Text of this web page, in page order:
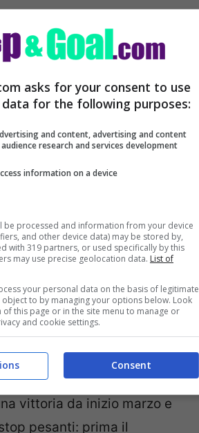
nel giro di pochissime
nazionaliper dare una
scelto il
a trovare la continuità
vittoria da inizio marzo e
pesanti: prima il
asks for your consent to use
for the following purposes:
and content, advertising and content
research and services development
information on a device
be processed and information from your device
and other device data) may be stored by,
with 319 partners, or used specifically by this
may use precise geolocation data. List of
your personal data on the basis of legitimate
object to by managing your options below. Look
this page or in the site menu to manage or
and cookie settings.
Consent